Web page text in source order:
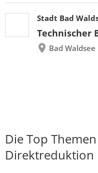
Stadt Bad
Technischer
Bad Waldsee
Die Top
Direktreduktion